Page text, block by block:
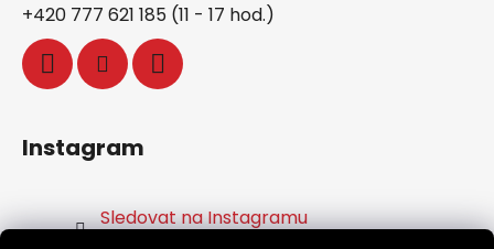
+420 777 621 185 (11 - 17 hod.)
Instagram
Sledovat na Instagramu